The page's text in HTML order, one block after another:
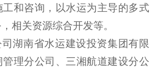
和咨询，以水运为主导的多式
相关资源综合开发等。
湖南省水运建设投资集团有限
理分公司、三湘航道建设分公